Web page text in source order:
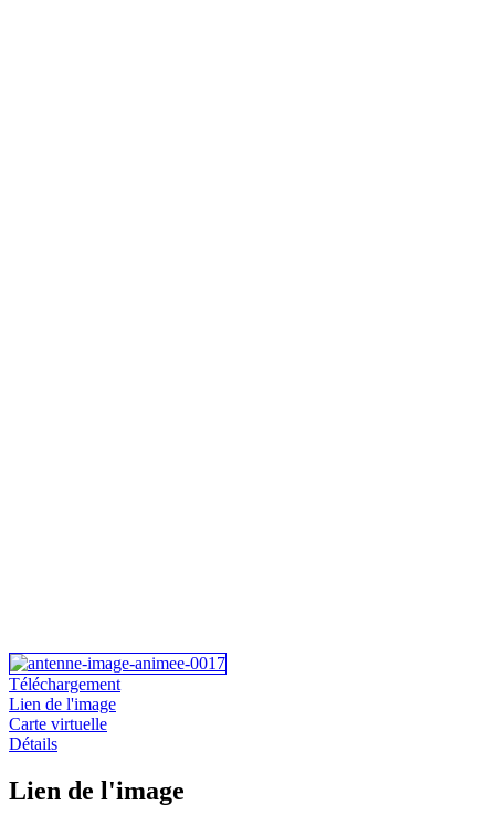
Téléchargement
Lien de l'image
Carte virtuelle
Détails
Lien de l'image